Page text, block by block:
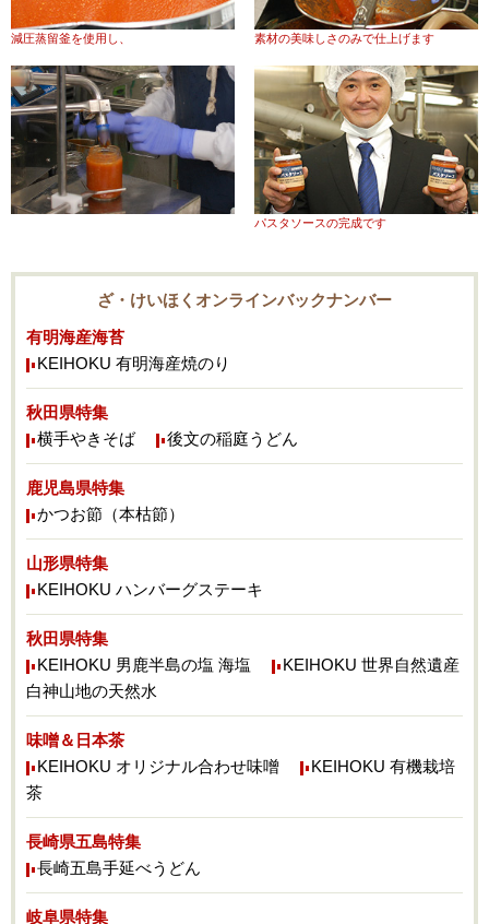
減圧蒸留釜を使用し、 素材の美味しさのみで仕上げます
パスタソースの完成です
ざ・けいほくオンラインバックナンバー
有明海産海苔
KEIHOKU 有明海産焼のり
秋田県特集
横手やきそば
後文の稲庭うどん
鹿児島県特集
かつお節（本枯節）
山形県特集
KEIHOKU ハンバーグステーキ
秋田県特集
KEIHOKU 男鹿半島の塩 海塩
KEIHOKU 世界自然遺産
白神山地の天然水
味噌＆日本茶
KEIHOKU オリジナル合わせ味噌
KEIHOKU 有機栽培
茶
長崎県五島特集
長崎五島手延べうどん
岐阜県特集